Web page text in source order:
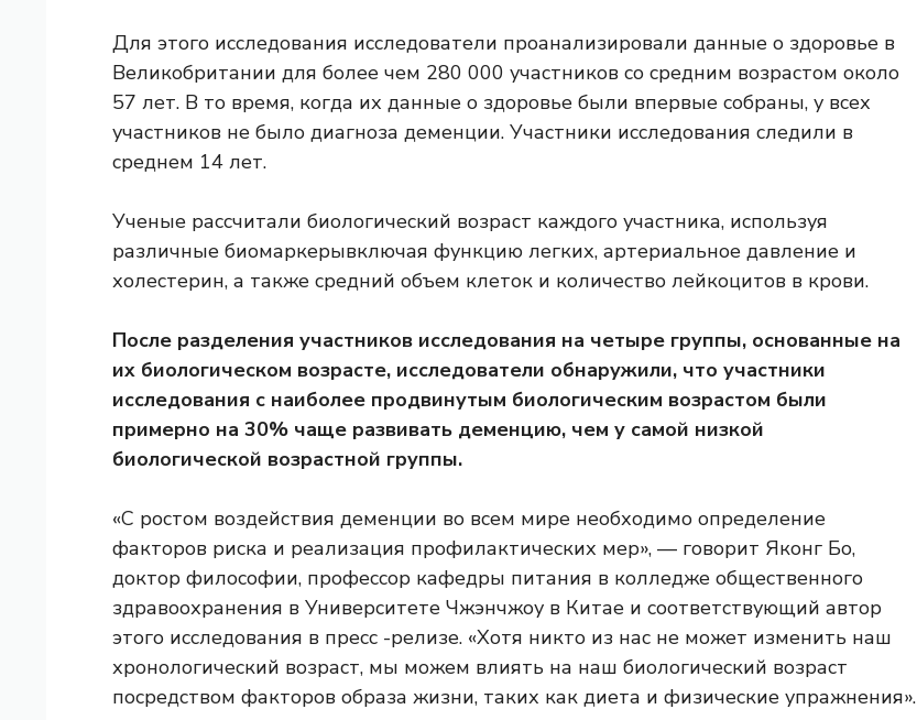
Для этого исследования исследователи проанализировали данные о здоровье в
Великобритании для более чем 280 000 участников со средним возрастом около
57 лет. В то время, когда их данные о здоровье были впервые собраны, у всех
участников не было диагноза деменции. Участники исследования следили в
среднем 14 лет.
Ученые рассчитали биологический возраст каждого участника, используя
различные биомаркерывключая функцию легких, артериальное давление и
холестерин, а также средний объем клеток и количество лейкоцитов в крови.
После разделения участников исследования на четыре группы, основанные на
их биологическом возрасте, исследователи обнаружили, что участники
исследования с наиболее продвинутым биологическим возрастом были
примерно на 30% чаще развивать деменцию, чем у самой низкой
биологической возрастной группы.
«С ростом воздействия деменции во всем мире необходимо определение
факторов риска и реализация профилактических мер», — говорит Яконг Бо,
доктор философии, профессор кафедры питания в колледже общественного
здравоохранения в Университете Чжэнчжоу в Китае и соответствующий автор
этого исследования в пресс -релизе. «Хотя никто из нас не может изменить наш
хронологический возраст, мы можем влиять на наш биологический возраст
посредством факторов образа жизни, таких как диета и физические упражнения».